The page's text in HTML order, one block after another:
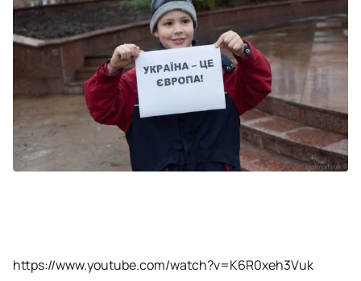
https://www.youtube.com/watch?v=K6R0xeh3Vuk